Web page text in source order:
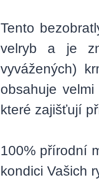
Tento
velryb a je
vyvážených)
obsahuje
které zajišťují
100% přírodní
kondici Vašich